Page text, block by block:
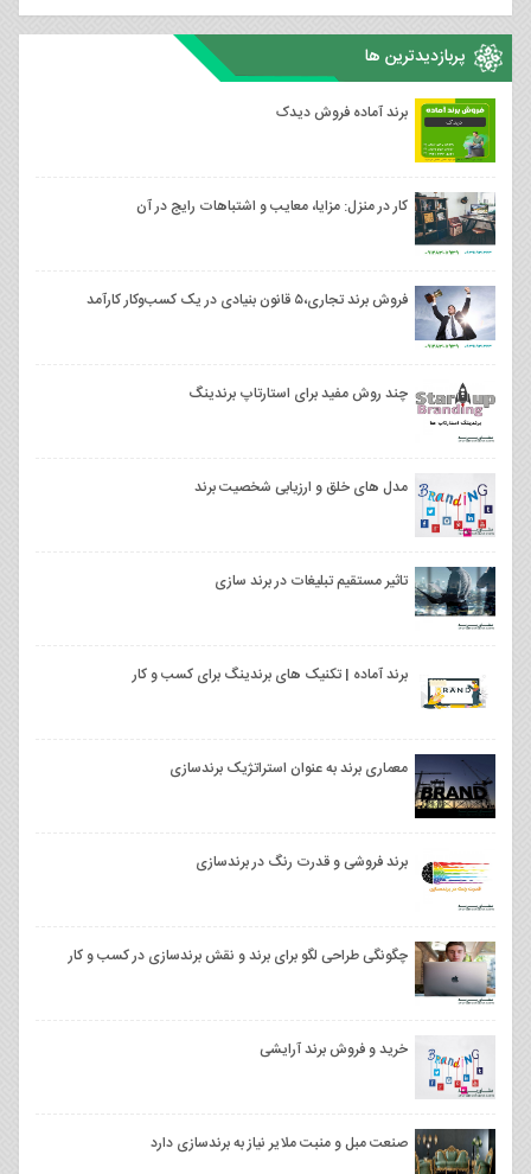
پربازدیدترین ها
برند آماده فروش دیدک
کار در منزل: مزایا، معایب و اشتباهات رایج در آن
فروش برند تجاری،۵ قانون بنیادی در یک کسب‌وکار کارآمد
چند روش مفید برای استارتاپ برندینگ
مدل های خلق و ارزیابی شخصیت برند
تاثیر مستقیم تبلیغات در برند سازی
برند آماده | تکنیک های برندینگ برای کسب و کار
معماری برند به عنوان استراتژیک برندسازی
برند فروشی و قدرت رنگ در برندسازی
چگونگی طراحی لگو برای برند و نقش برندسازی در کسب و کار
خرید و فروش برند آرایشی
صنعت مبل و منبت ملایر نیاز به برندسازی دارد